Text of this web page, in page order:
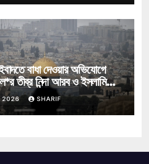
বাধা দেওয়ার অভিযোগে
তীব্র নিন্দা আরব ও ইসলামি
2026 SHARIF